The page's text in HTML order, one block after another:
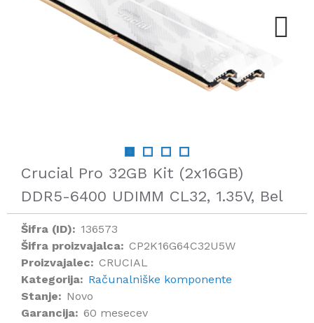
Crucial Pro 32GB Kit (2x16GB)
DDR5-6400 UDIMM CL32, 1.35V, Bel
Šifra (ID): 136573
Šifra proizvajalca: CP2K16G64C32U5W
Proizvajalec: CRUCIAL
Kategorija: Računalniške komponente
Stanje: Novo
Garancija: 60 mesecev